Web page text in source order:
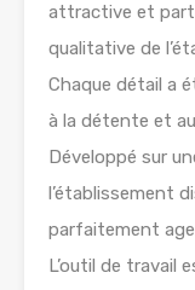
attractive et
qualitative de
Chaque détail a
à la détente et
Développé sur
l’établissement
parfaitement
L’outil de travail